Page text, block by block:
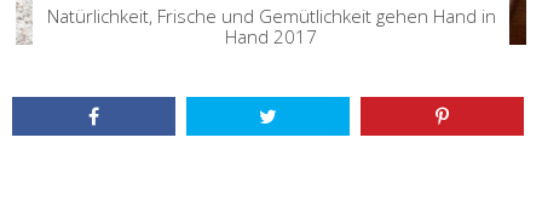
Natürlichkeit, Frische und Gemütlichkeit gehen Hand in
Hand 2017